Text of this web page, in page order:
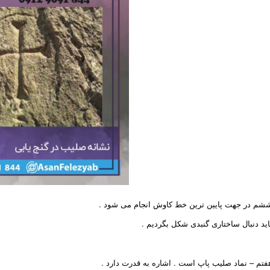
در جهت پایین ترین خط کاوش انجام می شود .
دنبال ساختاری گنبدی شکل بگردیم .
– نماد صلیب پاپ است . اشاره به قدرت دارد .